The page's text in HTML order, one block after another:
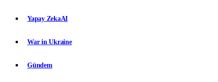
Yapay ZekaAI
War in Ukraine
Gündem